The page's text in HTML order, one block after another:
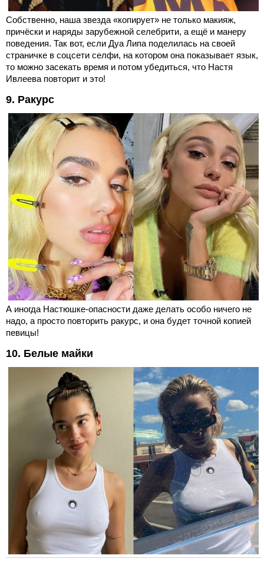
Собственно, наша звезда «копирует» не только макияж,
причёски и наряды зарубежной селебрити, а ещё и манеру
поведения. Так вот, если Дуа Липа поделилась на своей
страничке в соцсети селфи, на котором она показывает язык,
то можно засекать время и потом убедиться, что Настя
Ивлеева повторит и это!
9. Ракурс
А иногда Настюшке-опасности даже делать особо ничего не
надо, а просто повторить ракурс, и она будет точной копией
певицы!
10. Белые майки